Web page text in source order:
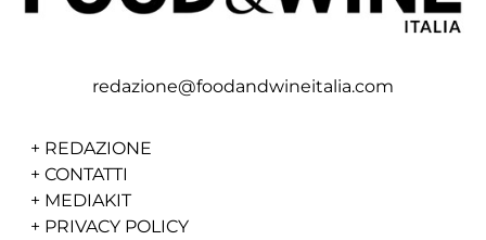
redazione@foodandwineitalia.com
+ REDAZIONE
+ CONTATTI
+ MEDIAKIT
+ PRIVACY POLICY